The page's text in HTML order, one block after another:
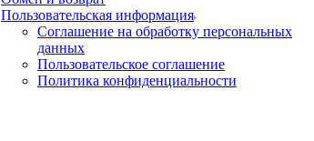
Пользовательская информация
Соглашение на обработку персональных
данных
Пользовательское соглашение
Политика конфиденциальности